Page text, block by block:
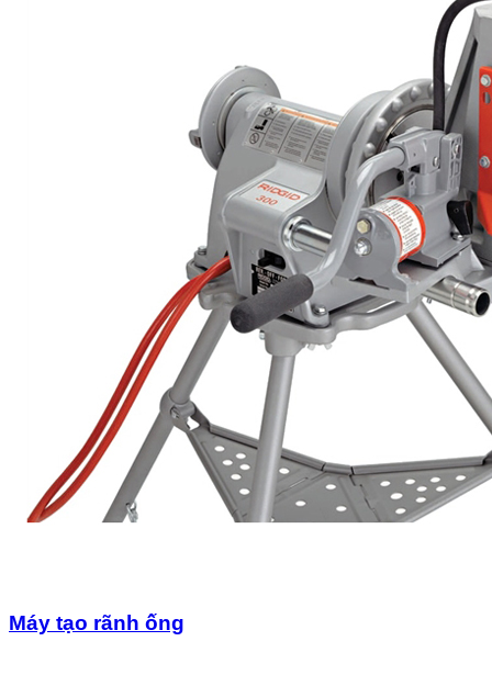
Máy tạo rãnh ống